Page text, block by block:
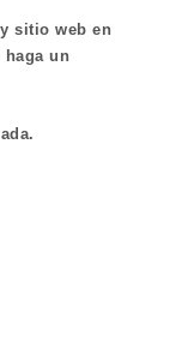
sitio web en
haga un